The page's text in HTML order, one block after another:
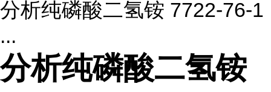
分析纯磷酸二氢铵 7722-76-1
...
分析纯磷酸二氢铵